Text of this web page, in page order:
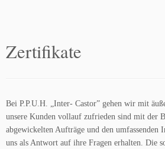
Zertifikate
Bei P.P.U.H. „Inter- Castor” gehen wir mit
unsere Kunden vollauf zufrieden sind mit der
abgewickelten Aufträge und den umfassenden
uns als Antwort auf ihre Fragen erhalten. Die